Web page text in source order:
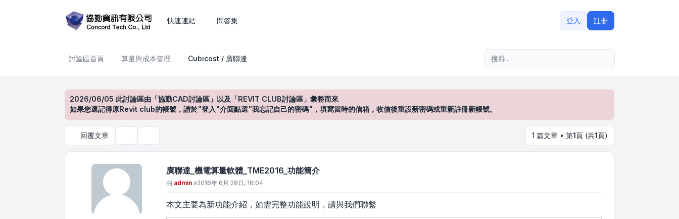
快速連結 問答集 登入 註冊
討論區首頁 算量與成本管理 Cubicost / 廣聯達
2026/06/05 此討論區由「協勤CAD討論區」以及「REVIT CLUB討論區」彙整而來
如果您還記得原Revit club的帳號，請於"登入"介面點選"我忘記自己的密碼"，填寫當時的信箱，收信後重設新密碼或重新註冊新帳號。
回覆文章 1 篇文章 • 第1頁 (共1頁)
廣聯達_機電算量軟體_TME2016_功能簡介
文章
由 admin »2016年 6月 28日, 16:04
本文主要為新功能介紹，如需完整功能說明，請與我們聯繫